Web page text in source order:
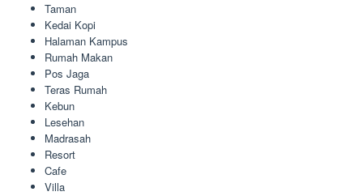
Taman
Kedai Kopi
Halaman Kampus
Rumah Makan
Pos Jaga
Teras Rumah
Kebun
Lesehan
Madrasah
Resort
Cafe
Villa